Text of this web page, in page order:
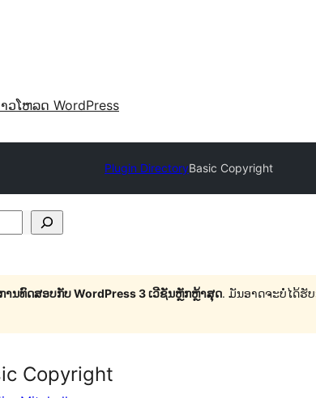
ວໂຫລດ WordPress
Plugin DirectoryBasic Copyright
ານທົດສອບກັບ WordPress 3 ເວີຊັນຫຼັກຫຼ້າສຸດ. ມັນອາດຈະບໍ່ໄດ້ຮັ
Copyright